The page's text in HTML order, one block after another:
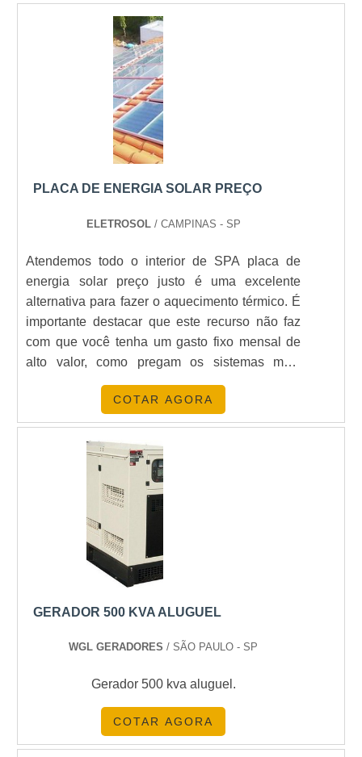
melhor para todos os clientes..
sem abastecimento energético. Diferenciais de
PLACA DE ENERGIA SOLAR PREÇO
ELETROSOL/ CAMPINAS - SP
Atendemos todo o interior de SPA placa de
energia solar preço justo é uma excelente
alternativa para fazer o aquecimento térmico. É
importante destacar que este recurso não faz
com que você tenha um gasto fixo mensal de
alto valor, como pregam os sistemas mais
presentes no mercado de energia. Este tipo de
sistema de aquecimento funciona de forma
eficiente. A placa é responsável por captar as
energias vindas dos raios solares e transforma-
COTAR AGORA
GERADOR 500 KVA ALUGUEL
WGL GERADORES / SÃO PAULO - SP
Gerador 500 kva aluguel.
COTAR AGORA